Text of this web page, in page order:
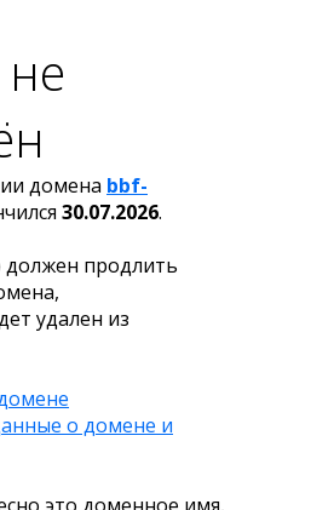
домена bbf-
30.07.2026.
продлить
удален из
о домене и